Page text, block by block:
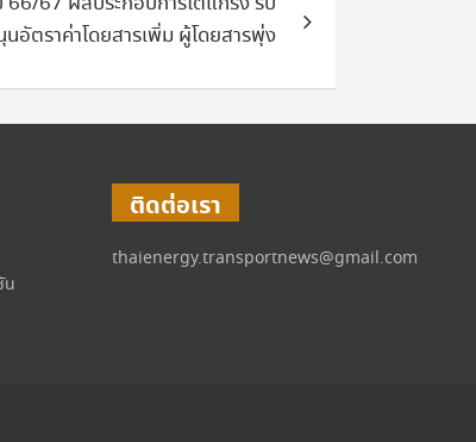
อัตราค่าโดยสารเพิ่ม ผู้โดยสารพุ่ง
น
ติดต่อเรา
thaienergy.transportnews@gmail.com